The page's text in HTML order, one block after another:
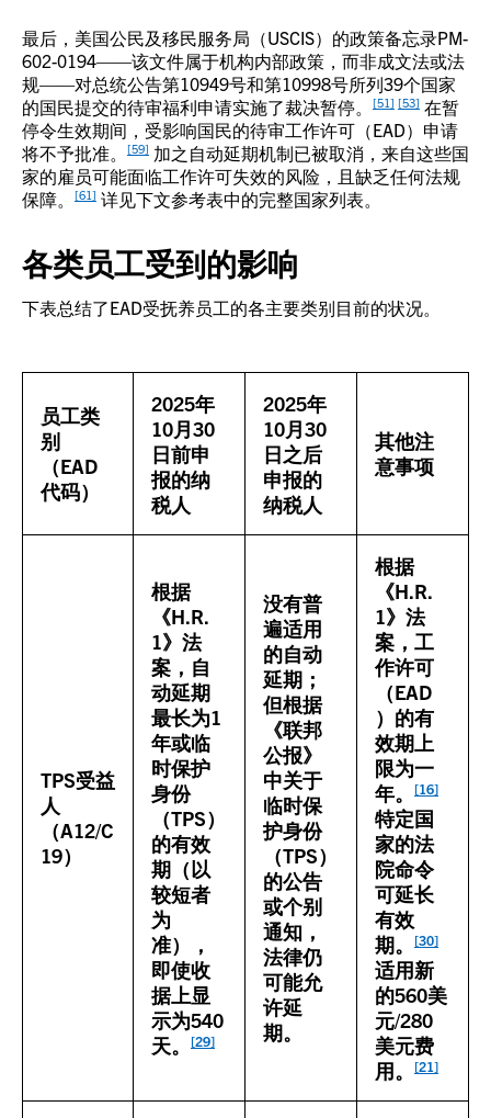
最后，美国公民及移民服务局（USCIS）的政策备忘录PM-
602-0194——该文件属于机构内部政策，而非成文法或法
规——对总统公告第10949号和第10998号所列39个国家
的国民提交的待审福利申请实施了裁决暂停。
[51] [53] 在暂
停令生效期间，受影响国民的待审工作许可（EAD）申请
将不予批准。
[59] 加之自动延期机制已被取消，来自这些国
家的雇员可能面临工作许可失效的风险，且缺乏任何法规
保障。
[61] 详见下文参考表中的完整国家列表。
各类员工受到的影响
下表总结了EAD受抚养员工的各主要类别目前的状况。
员工类
别
（EAD
代码）
2025年
10月30
日前申
报的纳
税人
2025年
10月30
日之后
申报的
纳税人
其他注
意事项
TPS受益
人
（A12/C
19）
根据
《H.R.
1》法
案，自
动延期
最长为1
年或临
时保护
身份
（TPS）
的有效
期（以
较短者
为
准），
即使收
据上显
示为540
天。
[29]
没有普
遍适用
的自动
延期；
但根据
《联邦
公报》
中关于
临时保
护身份
（TPS）
的公告
或个别
通知，
法律仍
可能允
许延
期。
根据
《H.R.
1》法
案，工
作许可
（EAD
）的有
效期上
限为一
年。 [16]
特定国
家的法
院命令
可延长
有效
期。
[30]
适用新
的560美
元/280
美元费
用。
[21]